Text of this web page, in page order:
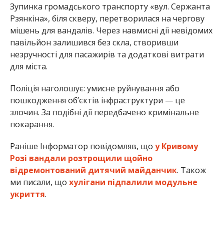
Зупинка громадського транспорту «вул. Сержанта
Рзянкіна», біля скверу, перетворилася на чергову
мішень для вандалів. Через навмисні дії невідомих
павільйон залишився без скла, створивши
незручності для пасажирів та додаткові витрати
для міста.
Поліція наголошує: умисне руйнування або
пошкодження об’єктів інфраструктури — це
злочин. За подібні дії передбачено кримінальне
покарання.
Раніше Інформатор повідомляв, що у Кривому
Розі вандали розтрощили щойно
відремонтований дитячий майданчик. Також
ми писали, що хулігани підпалили модульне
укриття.